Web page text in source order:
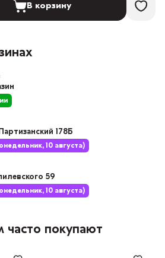
В корзину
178Б
10 августа)
59
10 августа)
часто покупают